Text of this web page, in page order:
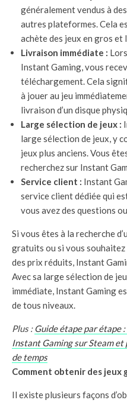
généralement vendus à
autres plateformes. Cela
achète des jeux en gros et
Livraison immédiate :
Instant Gaming, vous
téléchargement. Cela
à jouer au jeu
livraison d’un disque
Large sélection de jeux :
large sélection de jeux, y
jeux plus anciens. Vous
recherchez sur Instant
Service client : Instant
service client dédiée qui
vous avez des questions
Si vous êtes à la recherche
gratuits ou si vous souhaitez
des prix réduits, Instant
Avec sa large sélection de
immédiate, Instant Gaming
de tous niveaux.
Plus :Guide étape par étape
Instant Gaming sur Steam
de temps
Comment obtenir des jeux
Il existe plusieurs façons